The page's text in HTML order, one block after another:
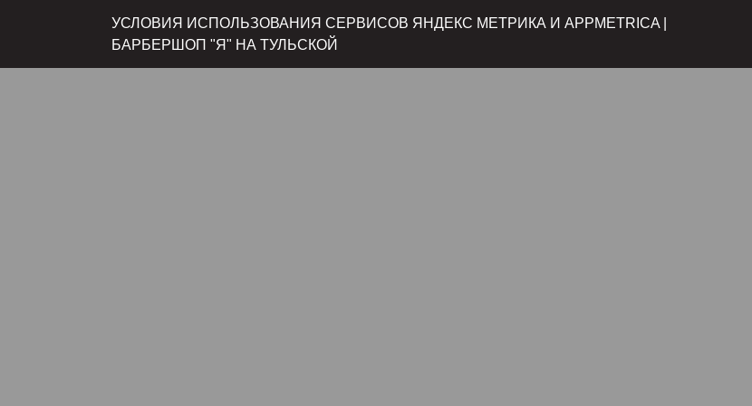
УСЛОВИЯ ИСПОЛЬЗОВАНИЯ СЕРВИСОВ ЯНДЕКС МЕТРИКА И APPMETRICA |
БАРБЕРШОП "Я" НА ТУЛЬСКОЙ